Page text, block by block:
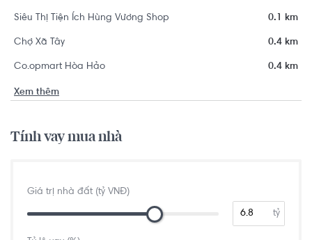
Siêu Thị Tiện Ích Hùng Vương Shop 0.1 km
Chợ Xã Tây 0.4 km
Co.opmart Hòa Hảo 0.4 km
Xem thêm
Tính vay mua nhà
Giá trị nhà đất (tỷ VNĐ)
tỷ